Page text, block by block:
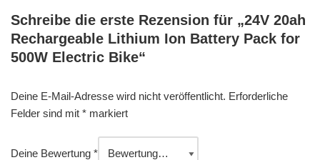
Schreibe die erste Rezension für „24V 20ah
Rechargeable Lithium Ion Battery Pack for
500W Electric Bike“
Deine E-Mail-Adresse wird nicht veröffentlicht. Erforderliche
Felder sind mit * markiert
Deine Bewertung *